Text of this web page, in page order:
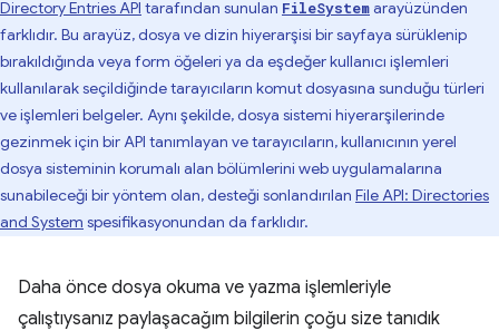
Directory Entries API tarafından sunulan FileSystemarayüzünden
farklıdır. Bu arayüz, dosya ve dizin hiyerarşisi bir sayfaya sürüklenip
bırakıldığında veya form öğeleri ya da eşdeğer kullanıcı işlemleri
kullanılarak seçildiğinde tarayıcıların komut dosyasına sunduğu türleri
ve işlemleri belgeler. Aynı şekilde, dosya sistemi hiyerarşilerinde
gezinmek için bir API tanımlayan ve tarayıcıların, kullanıcının yerel
dosya sisteminin korumalı alan bölümlerini web uygulamalarına
sunabileceği bir yöntem olan, desteği sonlandırılan File API: Directories
and System spesifikasyonundan da farklıdır.
Daha önce dosya okuma ve yazma işlemleriyle
çalıştıysanız paylaşacağım bilgilerin çoğu size tanıdık